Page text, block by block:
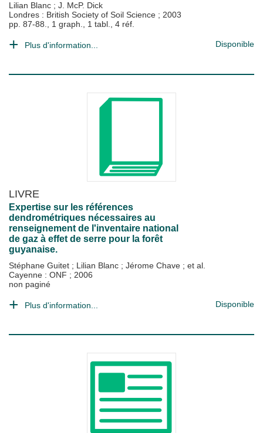
Lilian Blanc ; J. McP. Dick
Londres : British Society of Soil Science ; 2003
pp. 87-88., 1 graph., 1 tabl., 4 réf.
Plus d'information... Disponible
LIVRE
Expertise sur les références
dendrométriques nécessaires au
renseignement de l'inventaire national
de gaz à effet de serre pour la forêt
guyanaise.
Stéphane Guitet ; Lilian Blanc ; Jérome Chave ; et al.
Cayenne : ONF ; 2006
non paginé
Plus d'information... Disponible